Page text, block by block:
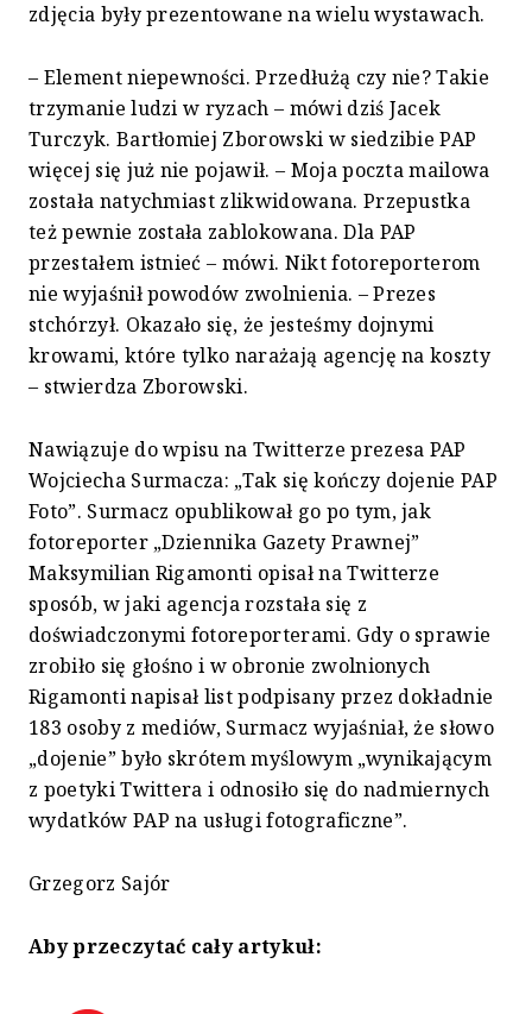
zdjęcia były prezentowane na wielu wystawach.
– Element niepewności. Przedłużą czy nie? Takie
trzymanie ludzi w ryzach – mówi dziś Jacek
Turczyk. Bartłomiej Zborowski w siedzibie PAP
więcej się już nie pojawił. – Moja poczta mailowa
została natychmiast zlikwidowana. Przepustka
też pewnie została zablokowana. Dla PAP
przestałem istnieć – mówi. Nikt fotoreporterom
nie wyjaśnił powodów zwolnienia. – Prezes
stchórzył. Okazało się, że jesteśmy dojnymi
krowami, które tylko narażają agencję na koszty
– stwierdza Zborowski.
Nawiązuje do wpisu na Twitterze prezesa PAP
Wojciecha Surmacza: „Tak się kończy dojenie PAP
Foto”. Surmacz opublikował go po tym, jak
fotoreporter „Dziennika Gazety Prawnej”
Maksymilian Rigamonti opisał na Twitterze
sposób, w jaki agencja rozstała się z
doświadczonymi fotoreporterami. Gdy o sprawie
zrobiło się głośno i w obronie zwolnionych
Rigamonti napisał list podpisany przez dokładnie
183 osoby z mediów, Surmacz wyjaśniał, że słowo
„dojenie” było skrótem myślowym „wynikającym
z poetyki Twittera i odnosiło się do nadmiernych
wydatków PAP na usługi fotograficzne”.
Grzegorz Sajór
Aby przeczytać cały artykuł: